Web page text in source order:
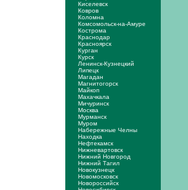
Киселевск
Ковров
Коломна
Комсомольск-на-Амуре
Кострома
Краснодар
Красноярск
Курган
Курск
Ленинск-Кузнецкий
Липецк
Магадан
Магнитогорск
Майкоп
Махачкала
Мичуринск
Москва
Мурманск
Муром
Набережные Челны
Находка
Нефтекамск
Нижневартовск
Нижний Новгород
Нижний Тагил
Новокузнецк
Новомосковск
Новороссийск